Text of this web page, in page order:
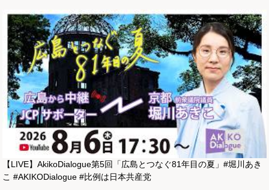
【LIVE】AkikoDialogue第5回「広島とつなぐ81年目の夏」#堀川あき
こ #AKIKODialogue #比例は日本共産党